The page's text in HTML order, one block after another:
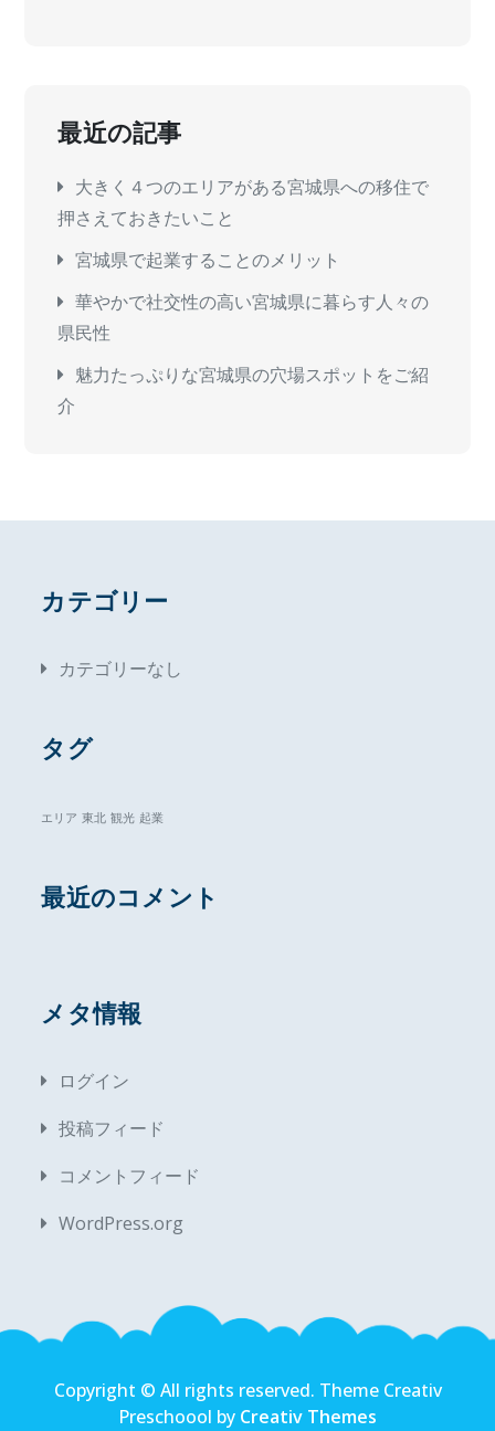
最近の記事
大きく４つのエリアがある宮城県への移住で
押さえておきたいこと
宮城県で起業することのメリット
華やかで社交性の高い宮城県に暮らす人々の
県民性
魅力たっぷりな宮城県の穴場スポットをご紹
介
カテゴリー
カテゴリーなし
タグ
エリア 東北 観光 起業
最近のコメント
メタ情報
ログイン
投稿フィード
コメントフィード
WordPress.org
Copyright © All rights reserved. Theme Creativ
Preschoool by Creativ Themes